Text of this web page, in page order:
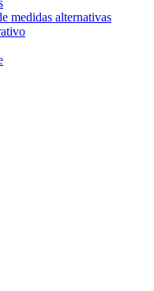
medidas alternativas